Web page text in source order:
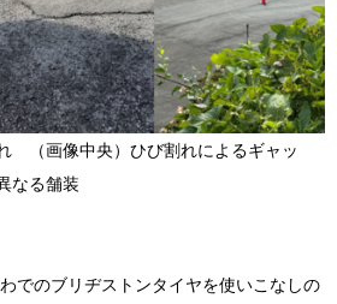
（画像中央）ひび割れによるギャッ
なる舗装
でのブリヂストンタイヤを使いこなしの